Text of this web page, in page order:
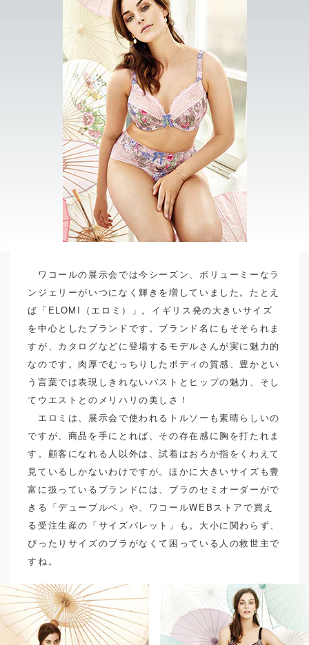
ワコールの展示会では今シーズン、ボリューミーなラ
ンジェリーがいつになく輝きを増していました。たとえ
ば「ELOMI（エロミ）」。イギリス発の大きいサイズ
を中心としたブランドです。ブランド名にもそそられま
すが、カタログなどに登場するモデルさんが実に魅力的
なのです。肉厚でむっちりしたボディの質感、豊かとい
う言葉では表現しきれないバストとヒップの魅力、そし
てウエストとのメリハリの美しさ！
エロミは、展示会で使われるトルソーも素晴らしいの
ですが、商品を手にとれば、その存在感に胸を打たれま
す。顧客になれる人以外は、試着はおろか指をくわえて
見ているしかないわけですが。ほかに大きいサイズも豊
富に扱っているブランドには、ブラのセミオーダーがで
きる「デューブルベ」や、ワコールWEBストアで買え
る受注生産の「サイズパレット」も。大小に関わらず、
ぴったりサイズのブラがなくて困っている人の救世主で
すね。